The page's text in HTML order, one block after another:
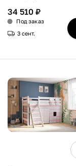
ортопедическое
основание, 80×190 см,
белая
34 510 ₽
Под заказ
3 сент.